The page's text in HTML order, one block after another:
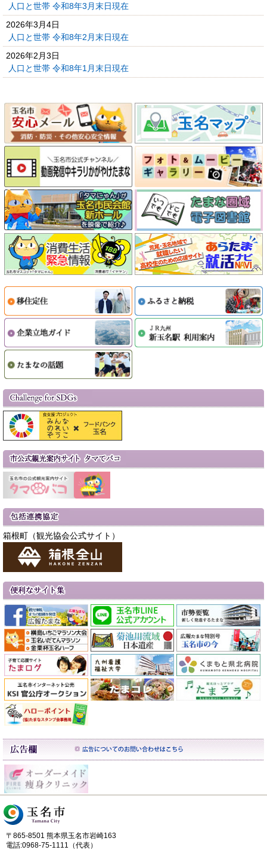
人口と世帯 令和8年3月末日現在
2026年3月4日
人口と世帯 令和8年2月末日現在
2026年2月3日
人口と世帯 令和8年1月末日現在
箱根町（観光協会公式サイト）
〒865-8501 熊本県玉名市岩崎163
電話:0968-75-1111（代表）